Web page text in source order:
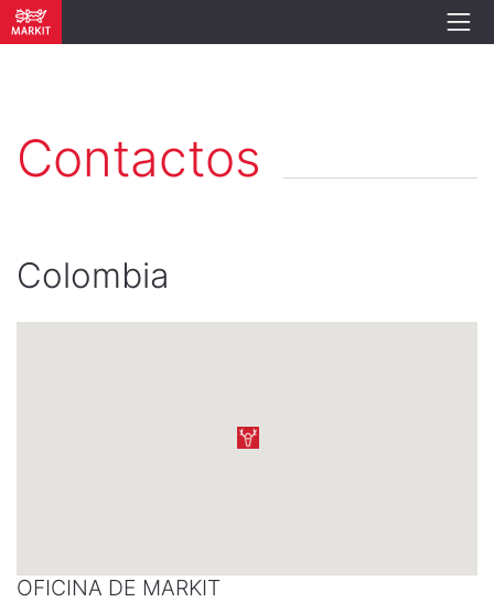
Contactos
Colombia
OFICINA DE MARKIT